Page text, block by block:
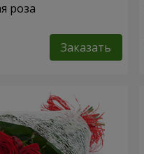
роза
Заказать